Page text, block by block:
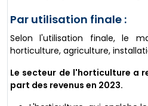
Par utilisation finale :
Selon l'utilisation finale, le
horticulture, agriculture,
Le secteur de l'horticulture a
part des revenus en 2023.